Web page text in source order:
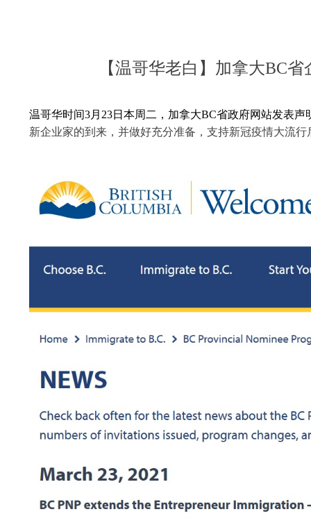
【温哥华老白】加拿大BC
温哥华时间3月23日本周二，加拿大BC省政府网站发表
新企业家的到来，并做好充分准备，支持新冠疫情大流行